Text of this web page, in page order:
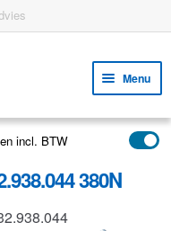
Menu
incl. BTW
380N